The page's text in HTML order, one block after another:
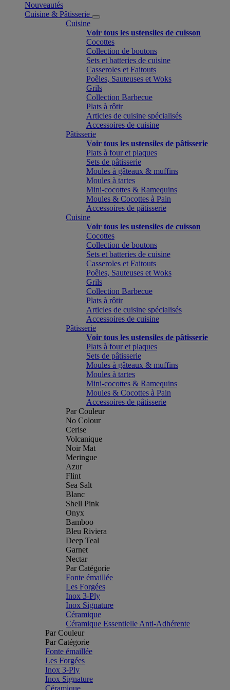
Nouveautés
Cuisine & Pâtisserie
Cuisine
Voir tous les ustensiles de cuisson
Cocottes
Collection de boutons
Sets et batteries de cuisine
Casseroles et Faitouts
Poêles, Sauteuses et Woks
Grils
Collection Barbecue
Plats à rôtir
Articles de cuisine spécialisés
Accessoires de cuisine
Pâtisserie
Voir tous les ustensiles de pâtisserie
Plats à four et plaques
Sets de pâtisserie
Moules à gâteaux & muffins
Moules à tartes
Mini-cocottes & Ramequins
Moules & Cocottes à Pain
Accessoires de pâtisserie
Cuisine
Voir tous les ustensiles de cuisson
Cocottes
Collection de boutons
Sets et batteries de cuisine
Casseroles et Faitouts
Poêles, Sauteuses et Woks
Grils
Collection Barbecue
Plats à rôtir
Articles de cuisine spécialisés
Accessoires de cuisine
Pâtisserie
Voir tous les ustensiles de pâtisserie
Plats à four et plaques
Sets de pâtisserie
Moules à gâteaux & muffins
Moules à tartes
Mini-cocottes & Ramequins
Moules & Cocottes à Pain
Accessoires de pâtisserie
Par Couleur
No Colour
Cerise
Volcanique
Noir Mat
Meringue
Azur
Flint
Sea Salt
Blanc
Shell Pink
Onyx
Bamboo
Bleu Riviera
Deep Teal
Garnet
Nectar
Par Catégorie
Fonte émaillée
Les Forgées
Inox 3-Ply
Inox Signature
Céramique
Céramique Essentielle Anti-Adhérente
Par Couleur
Par Catégorie
Fonte émaillée
Les Forgées
Inox 3-Ply
Inox Signature
Céramique